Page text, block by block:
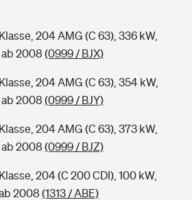
204 AMG (C 63), 336 kW,
2008 (0999 / BJX)
204 AMG (C 63), 354 kW,
2008 (0999 / BJY)
204 AMG (C 63), 373 kW,
2008 (0999 / BJZ)
204 (C 200 CDI), 100 kW,
2008 (1313 / ABE)